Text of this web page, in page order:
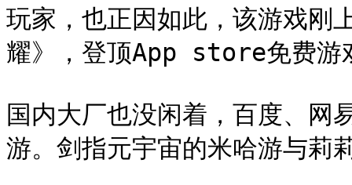
玩家，也正因如此，该游戏刚
耀》，登顶App store免费游
国内大厂也没闲着，百度、网
游。剑指元宇宙的米哈游与莉